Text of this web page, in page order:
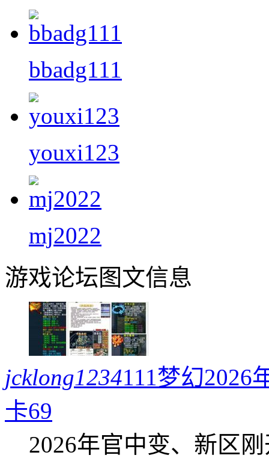
bbadg111
youxi123
mj2022
游戏论坛图文信息
jcklong1234111梦幻2026
卡69
2026年官中变、新区